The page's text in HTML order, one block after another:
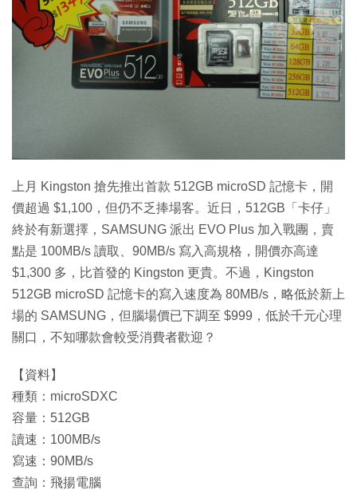
IT Times
生成式AI與雲端應用
Enterprise Digital Transformation
上月 Kingston 搶先推出首款 512GB microSD 記憶卡，開
價超過 $1,100，但仍不乏捧場客。近日，512GB「卡仔」
終於有新選擇，SAMSUNG 派出 EVO Plus 加入戰團，賣
點是 100MB/s 讀取、90MB/s 寫入高規格，開價亦高達
$1,300 多，比首發的 Kingston 更貴。不過，Kingston
512GB microSD 記憶卡的寫入速度為 80MB/s，略低於新上
場的 SAMSUNG，但腦場價已下調至 $999，低於千元心理
關口，不知哪款會較受消費者歡迎？
【資料】
種類：microSDXC
容量：512GB
讀速：100MB/s
寫速：90MB/s
查詢：飛揚電腦